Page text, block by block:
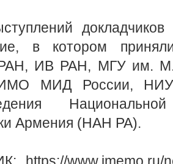
в котором
ИВ РАН, МГУ им.
МИД России,
Армения (НАН РА).